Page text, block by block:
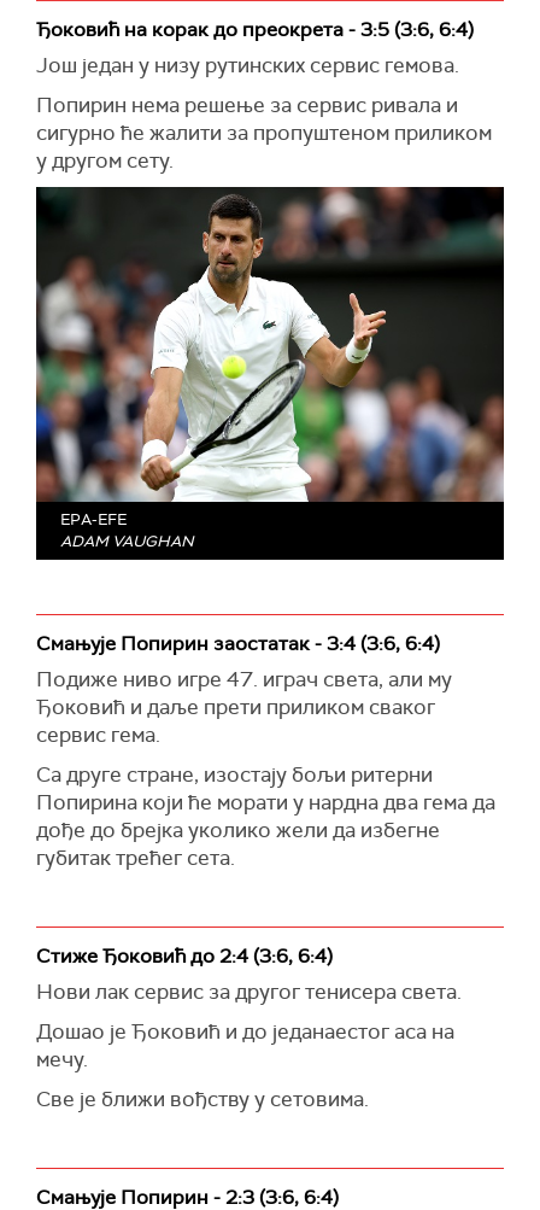
Ђоковић на корак до преокрета - 3:5 (3:6, 6:4)
Још један у низу рутинских сервис гемова.
Попирин нема решење за сервис ривала и
сигурно ће жалити за пропуштеном приликом
у другом сету.
EPA-EFE
ADAM VAUGHAN
Смањује Попирин заостатак - 3:4 (3:6, 6:4)
Подиже ниво игре 47. играч света, али му
Ђоковић и даље прети приликом сваког
сервис гема.
Са друге стране, изостају бољи ритерни
Попирина који ће морати у нардна два гема да
дође до брејка уколико жели да избегне
губитак трећег сета.
Стиже Ђоковић до 2:4 (3:6, 6:4)
Нови лак сервис за другог тенисера света.
Дошао је Ђоковић и до једанаестог аса на
мечу.
Све је ближи вођству у сетовима.
Смањује Попирин - 2:3 (3:6, 6:4)